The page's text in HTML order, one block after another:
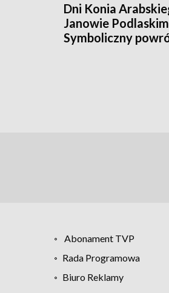
Dni Konia
Janowie
Symboliczny
Abonament TVP
Rada Programowa
Biuro Reklamy